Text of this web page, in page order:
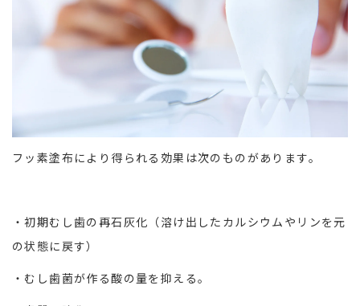
フッ素塗布により得られる効果は次のものがあります。
・初期むし歯の再石灰化（溶け出したカルシウムやリンを元
の状態に戻す）
・むし歯菌が作る酸の量を抑える。